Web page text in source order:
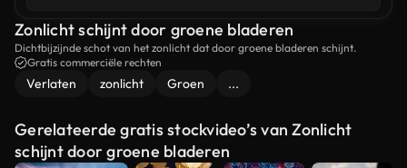
Zonlicht schijnt door groene bladeren
Dichtbijzijnde schot van het zonlicht dat door groene bladeren schijnt.
Gratis commerciële rechten
Verlaten zonlicht Groen ...
Gerelateerde gratis stockvideo’s van Zonlicht
schijnt door groene bladeren